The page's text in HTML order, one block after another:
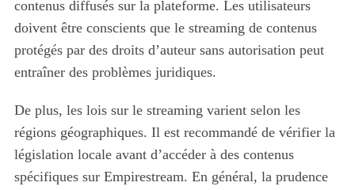
contenus diffusés sur la plateforme. Les utilisateurs
doivent être conscients que le streaming de contenus
protégés par des droits d’auteur sans autorisation peut
entraîner des problèmes juridiques.
De plus, les lois sur le streaming varient selon les
régions géographiques. Il est recommandé de vérifier la
législation locale avant d’accéder à des contenus
spécifiques sur Empirestream. En général, la prudence